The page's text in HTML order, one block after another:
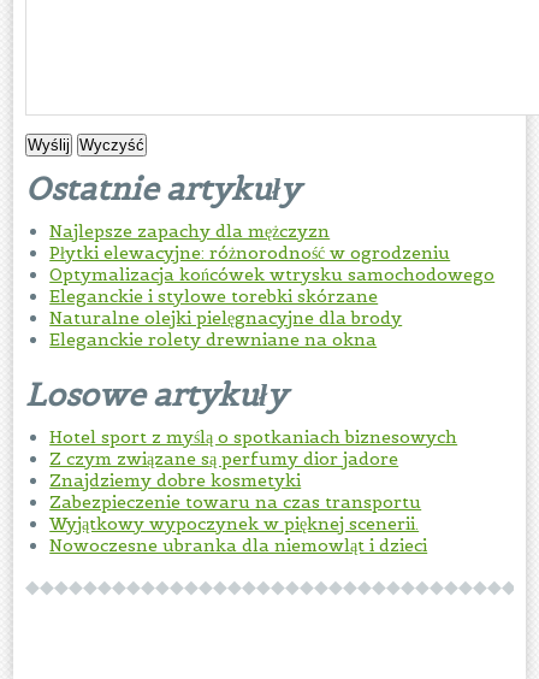
Ostatnie artykuły
Najlepsze zapachy dla mężczyzn
Płytki elewacyjne: różnorodność w ogrodzeniu
Optymalizacja końcówek wtrysku samochodowego
Eleganckie i stylowe torebki skórzane
Naturalne olejki pielęgnacyjne dla brody
Eleganckie rolety drewniane na okna
Losowe artykuły
Hotel sport z myślą o spotkaniach biznesowych
Z czym związane są perfumy dior jadore
Znajdziemy dobre kosmetyki
Zabezpieczenie towaru na czas transportu
Wyjątkowy wypoczynek w pięknej scenerii.
Nowoczesne ubranka dla niemowląt i dzieci